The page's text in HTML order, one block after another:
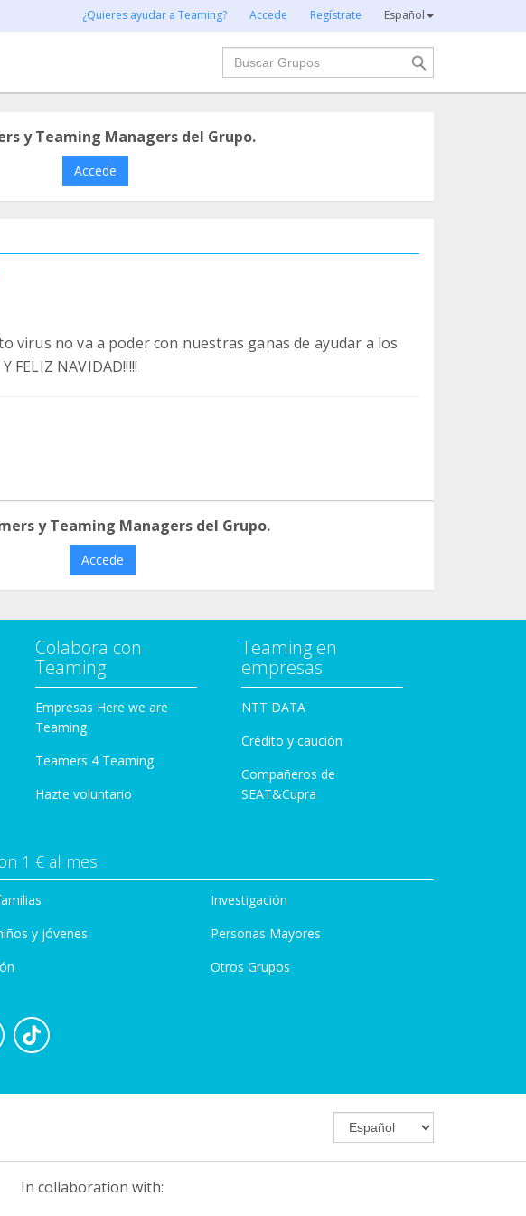
¿Quieres ayudar a Teaming? Accede Regístrate Español
Buscar
y Teaming Managers del Grupo.
Accede
virus no va a poder con nuestras ganas de ayudar a los
FELIZ NAVIDAD!!!!!
y Teaming Managers del Grupo.
Accede
Colabora con
Teaming
Empresas Here we are
Teaming
Teamers 4 Teaming
Hazte voluntario
Teaming en
empresas
NTT DATA
Crédito y caución
Compañeros de
SEAT&Cupra
1 € al mes
y jóvenes
Investigación
Personas Mayores
Otros Grupos
In collaboration with: